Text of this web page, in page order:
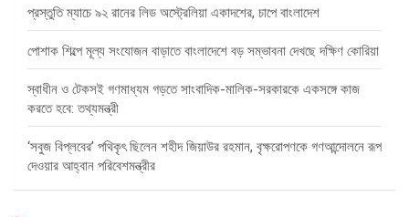
প্রস্তুতি ম্যাচে ৯২ রানের লিড অস্ট্রেলিয়া একাদশের, চাপে বাংলাদেশ
পোশাক শিল্পে মূল্য সংযোজন বাড়াতে বাংলাদেশে বড় সম্ভাবনা দেখছে দক্ষিণ কোরিয়া
স্বাধীন ও টেকসই গণমাধ্যম গড়তে সাংবাদিক-মালিক-সরকারকে একসঙ্গে কাজ
করতে হবে: তথ্যমন্ত্রী
‘সবুজ বিপ্লবের’ পথিকৃৎ ছিলেন শহীদ জিয়াউর রহমান, বৃক্ষরোপণকে গণআন্দোলনে রূপ
দেওয়ার আহ্বান পরিবেশমন্ত্রীর